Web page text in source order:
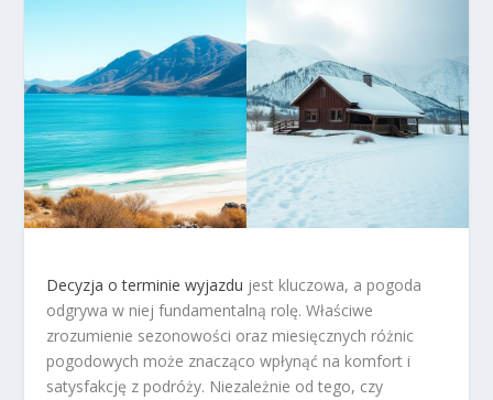
Decyzja o terminie wyjazdu jest kluczowa, a pogoda
odgrywa w niej fundamentalną rolę. Właściwe
zrozumienie sezonowości oraz miesięcznych różnic
pogodowych może znacząco wpłynąć na komfort i
satysfakcję z podróży. Niezależnie od tego, czy